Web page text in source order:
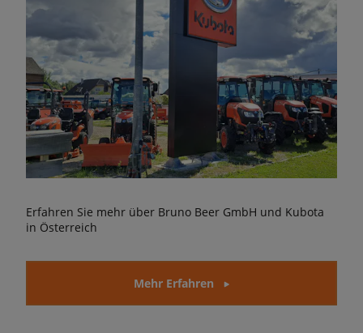
Erfahren Sie mehr über Bruno Beer GmbH und Kubota
in Österreich
Mehr Erfahren